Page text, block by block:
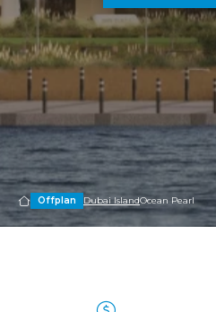
Offplan Dubai IslandOcean Pearl